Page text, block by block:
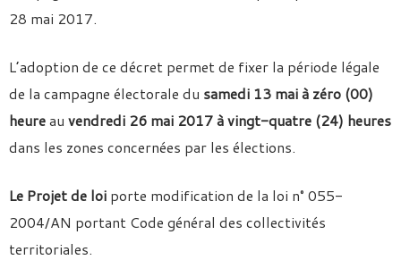
28 mai 2017.
L’adoption de ce décret permet de fixer la période légale
de la campagne électorale du samedi 13 mai à zéro (00)
heureau vendredi 26 mai 2017 à vingt-quatre (24) heures
dans les zones concernées par les élections.
Le Projet de loi porte modification de la loi n° 055-
2004/AN portant Code général des collectivités
territoriales.